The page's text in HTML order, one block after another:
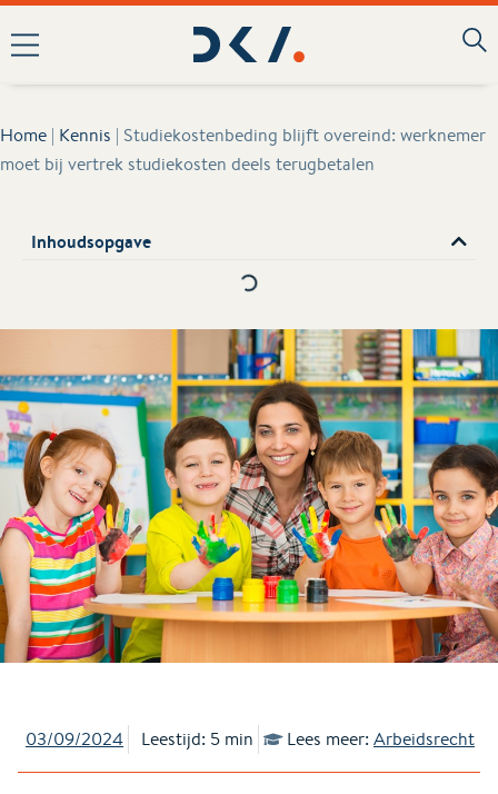
Home | Kennis | Studiekostenbeding blijft overeind: werknemer
moet bij vertrek studiekosten deels terugbetalen
Inhoudsopgave
03/09/2024 Leestijd: 5 min Lees meer: Arbeidsrecht